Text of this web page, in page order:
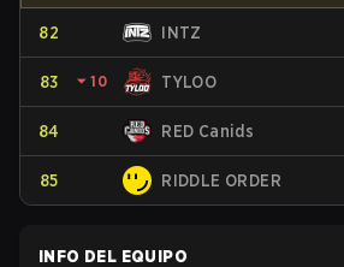
82 INTZ
83 ⏷ 10 TYLOO
84 RED Canids
85 RIDDLE ORDER
INFO DEL EQUIPO